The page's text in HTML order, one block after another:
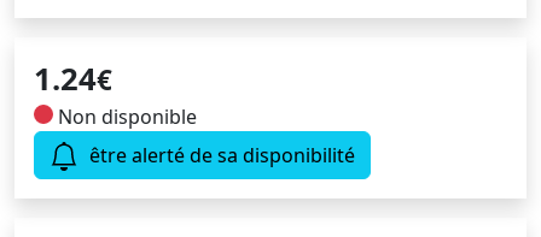
1.24€
Non disponible
être alerté de sa disponibilité